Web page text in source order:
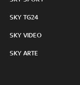
SKY TG24
SKY VIDEO
SKY ARTE